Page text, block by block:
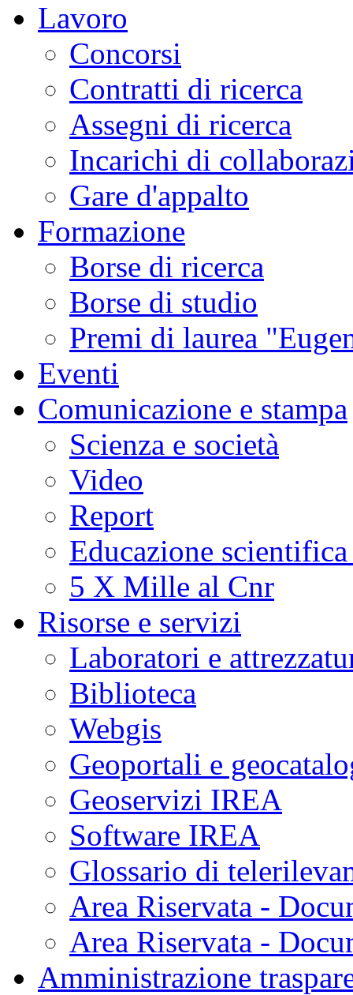
Lavoro
Concorsi
Contratti di ricerca
Assegni di ricerca
Incarichi di
Gare d'appalto
Formazione
Borse di ricerca
Borse di studio
Premi di laurea
Eventi
Comunicazione e stampa
Scienza e società
Video
Report
Educazione
5 X Mille al Cnr
Risorse e servizi
Laboratori e
Biblioteca
Webgis
Geoportali e
Geoservizi IREA
Software IREA
Glossario di
Area Riservata -
Area Riservata -
Amministrazione